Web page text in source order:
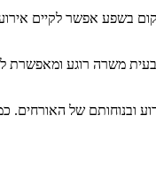
בשפע אפשר לקיים אירוע
משרה רוגע ומאפשרת
ובנוחותם של האורחים.